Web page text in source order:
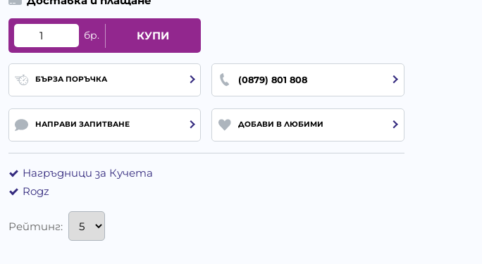
бр. КУПИ
БЪРЗА ПОРЪЧКА (0879) 801 808
НАПРАВИ ЗАПИТВАНЕ ДОБАВИ В ЛЮБИМИ
Нагръдници за Кучета
Rogz
Рейтинг: